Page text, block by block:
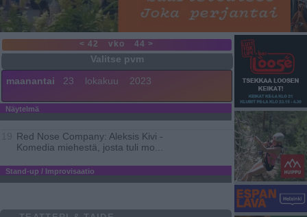
< 42 vko 44 >
maanantai 23 lokakuu 2023
Näytelmä
Red Nose Company: Aleksis Kivi -
Komedia miehestä, josta tuli mo...
Stand-up / Improvisaatio